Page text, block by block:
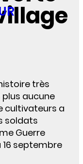
très
aucune
cultivateurs a
soldats
Guerre
16 septembre